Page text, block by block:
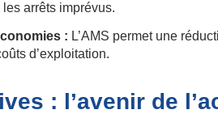
arrêts imprévus.
: L’AMS permet une
d’exploitation.
: l’avenir de